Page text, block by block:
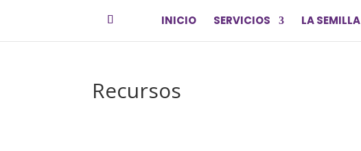
INICIO SERVICIOS LA SEMILLA
Recursos